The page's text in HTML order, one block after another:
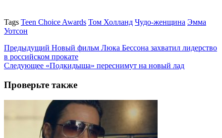
Tags Teen Choice Awards Том Холланд Чудо-женщина Эмма
Уотсон
Предыдущий Новый фильм Люка Бессона захватил лидерство
в российском прокате
Следующее «Подкидыша» переснимут на новый лад
Проверьте также